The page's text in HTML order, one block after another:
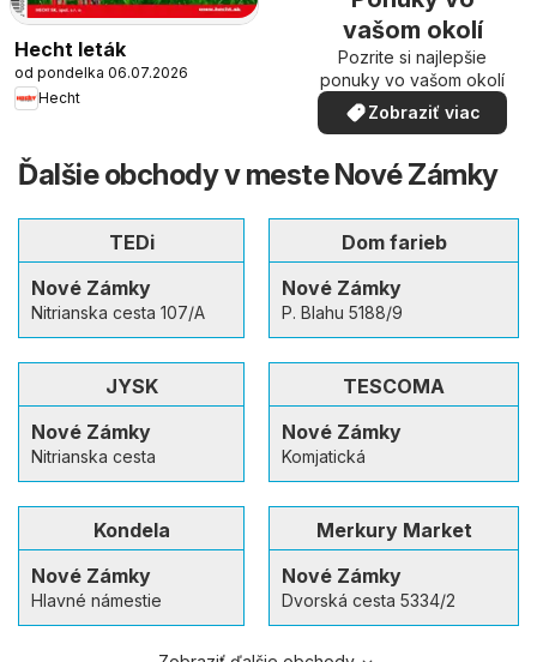
Hecht leták
od pondelka 06.07.2026
Hecht
vašom okolí
Pozrite si najlepšie
ponuky vo vašom okolí
Zobraziť viac
Ďalšie obchody v meste Nové Zámky
TEDi
Nové Zámky
Nitrianska cesta 107/A
Dom farieb
Nové Zámky
P. Blahu 5188/9
JYSK
Nové Zámky
Nitrianska cesta
TESCOMA
Nové Zámky
Komjatická
Kondela
Nové Zámky
Hlavné námestie
Merkury Market
Nové Zámky
Dvorská cesta 5334/2